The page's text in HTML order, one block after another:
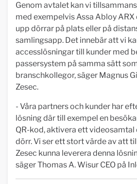
Genom avtalet kan vi
med exempelvis Assa Abloy ARX
upp dörrar på plats eller på
samlingsapp. Det innebär att vi
accesslösningar till kunder med
passersystem på samma sätt
branschkollegor, säger Magnus
Zesec.
- Våra partners och kunder har
lösning där till exempel en
QR-kod, aktivera ett videosamtal
dörr. Vi ser ett stort värde av att
Zesec kunna leverera denna
säger Thomas A. Wisur CEO på